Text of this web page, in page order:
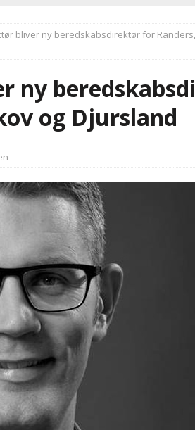
gennemsnitlige responstid steg med 9
af sygetransporttilladelser kan sende
Tilbud på patienttransport kunne ikke ændres
bliver ny beredskabsdirektør for
ny
og Djursland